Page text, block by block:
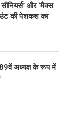
और ‘मैक्स
की पेशकश का
अध्यक्ष के रूप में